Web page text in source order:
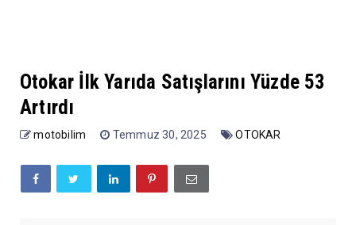
Otokar İlk Yarıda Satışlarını Yüzde 53
Artırdı
motobilim Temmuz 30, 2025 OTOKAR